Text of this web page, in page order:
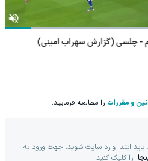
- چلسی (گزارش سهراب امینی)
و مقررات را مطالعه فرمایید.
ابتدا وارد سایت شوید. جهت ورود به
را کلیک کنید